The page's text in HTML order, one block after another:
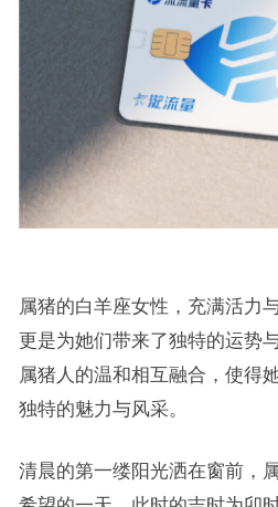
属猪的白羊座女性，充满活力
更是为她们带来了独特的运势
属猪人的温和相互融合，使得
独特的魅力与风采。
清晨的第一缕阳光洒在窗前，